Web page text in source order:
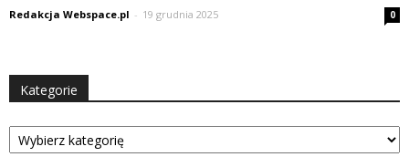
Redakcja Webspace.pl - 19 grudnia 2025 0
Kategorie
Kategorie